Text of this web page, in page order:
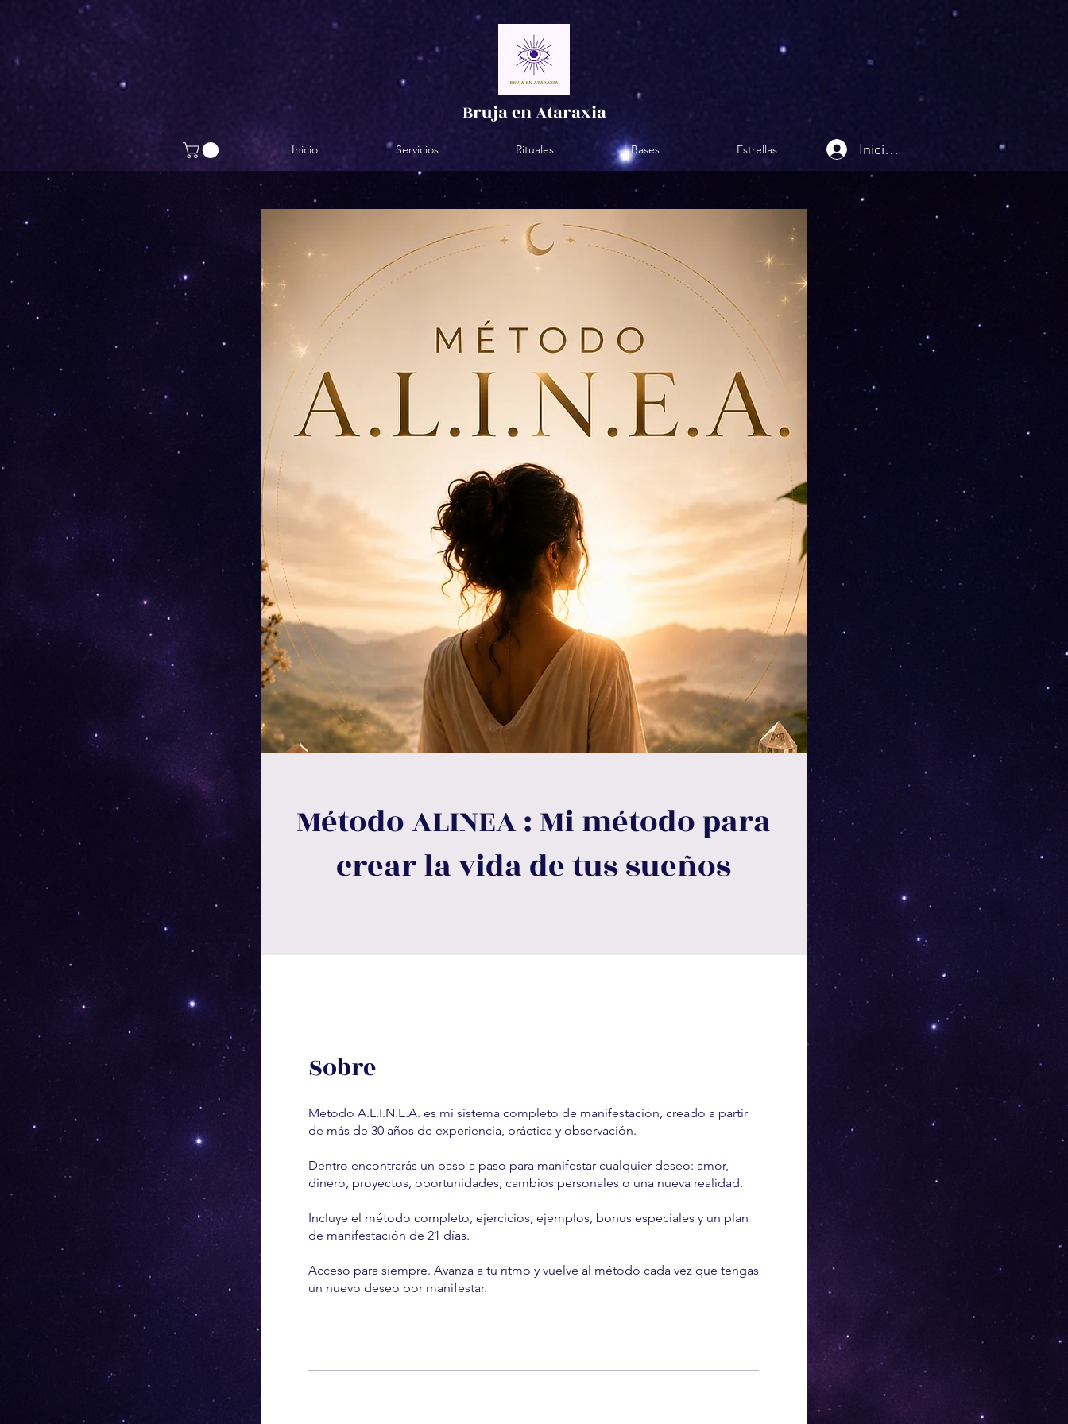
Bruja en Ataraxia
Inicio Servicios Rituales Bases Estrellas Iniciar sesión
Método ALINEA : Mi método para
crear la vida de tus sueños
Sobre
Método A.L.I.N.E.A. es mi sistema completo de manifestación, creado a partir
de más de 30 años de experiencia, práctica y observación.
Dentro encontrarás un paso a paso para manifestar cualquier deseo: amor,
dinero, proyectos, oportunidades, cambios personales o una nueva realidad.
Incluye el método completo, ejercicios, ejemplos, bonus especiales y un plan
de manifestación de 21 días.
Acceso para siempre. Avanza a tu ritmo y vuelve al método cada vez que tengas